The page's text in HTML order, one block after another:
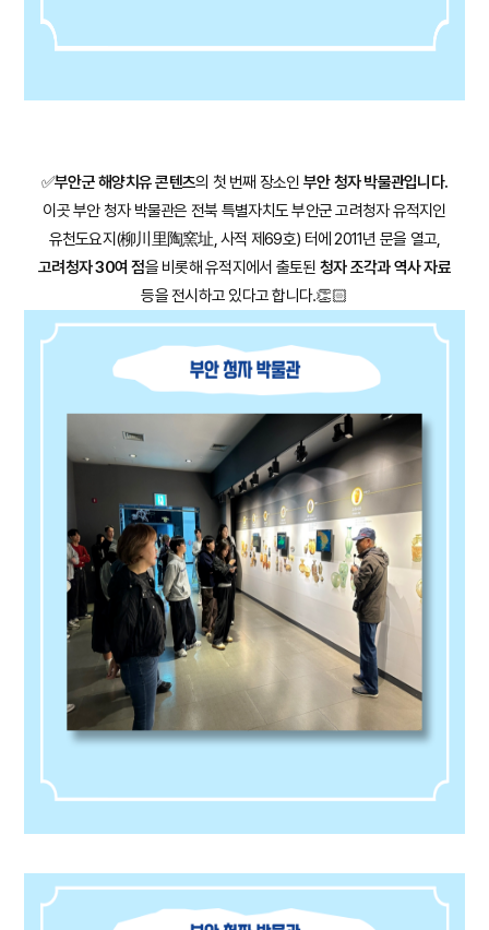
✅부안군 해양치유 콘텐츠의 첫 번째 장소인 부안 청자 박물관입니다.
이곳 부안 청자 박물관은 전북 특별자치도 부안군 고려청자 유적지인
유천도요지(柳川里陶窯址, 사적 제69호) 터에 2011년 문을 열고,
고려청자 30여 점을 비롯해 유적지에서 출토된 청자 조각과 역사 자료
등을 전시하고 있다고 합니다.👏🏻